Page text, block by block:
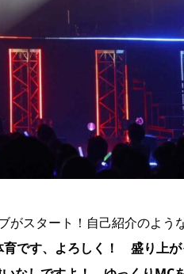
がスタート！自己紹介のよう
育です、よろしく！ 盛り上が